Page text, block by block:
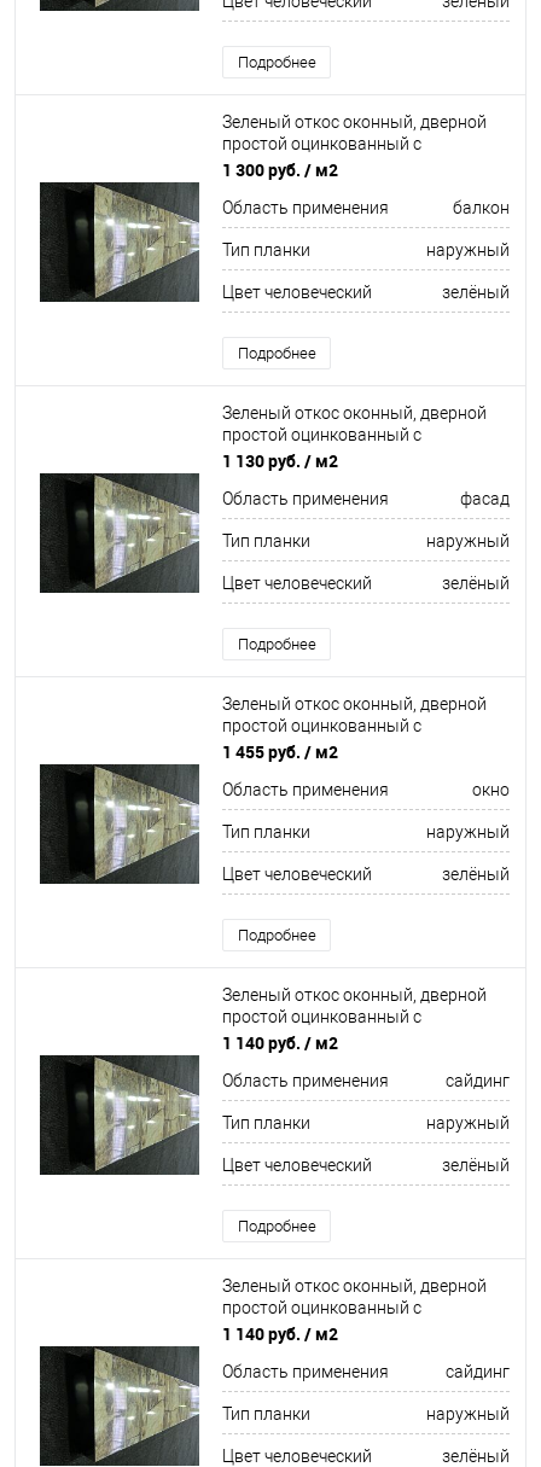
Подробнее
Зеленый откос оконный, дверной
простой оцинкованный c
порошковым покрытием 0,55мм
1 300 руб. / м2
Область применения балкон
Тип планки наружный
Цвет человеческий зелёный
Подробнее
Зеленый откос оконный, дверной
простой оцинкованный c
порошковым покрытием 0,45мм
1 130 руб. / м2
Область применения фасад
Тип планки наружный
Цвет человеческий зелёный
Подробнее
Зеленый откос оконный, дверной
простой оцинкованный c
порошковым покрытием 0,5мм
1 455 руб. / м2
Область применения окно
Тип планки наружный
Цвет человеческий зелёный
Подробнее
Зеленый откос оконный, дверной
простой оцинкованный c
порошковым покрытием 0,5мм RAL
1 140 руб. / м2
Область применения сайдинг
Тип планки наружный
Цвет человеческий зелёный
Подробнее
Зеленый откос оконный, дверной
простой оцинкованный c
порошковым покрытием 0,5мм RAL
1 140 руб. / м2
Область применения сайдинг
Тип планки наружный
Цвет человеческий зелёный